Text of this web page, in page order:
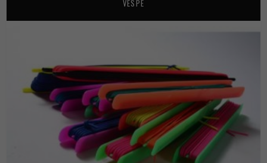
VESPE